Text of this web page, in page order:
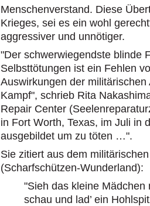
Menschenverstand. Diese
Krieges, sei es ein wohl
aggressiver und unnötiger.
"Der schwerwiegendste blinde
Selbsttötungen ist ein Fehlen
Auswirkungen der
Kampf", schrieb Rita
Repair Center
in Fort Worth, Texas, im Juli in
ausgebildet um zu töten …".
Sie zitiert aus dem
(Scharfschützen-Wunderland):
"Sieh das kleine Mädchen
schau und lad’ ein